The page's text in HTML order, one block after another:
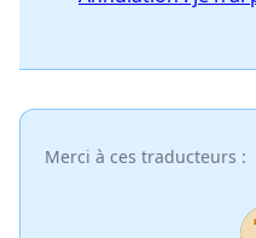
Merci à ces traducteurs :